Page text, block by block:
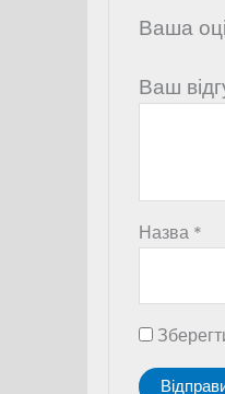
Ваша
Ваш
Назва *